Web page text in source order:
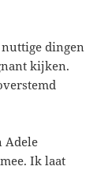
dingen
kijken.
Adele
Ik laat